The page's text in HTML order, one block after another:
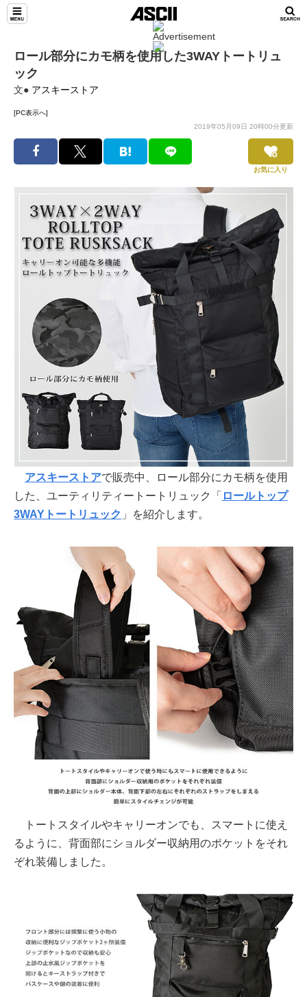
ロール部分にカモ柄を使用した3WAYトートリュ
ック
文● アスキーストア
[PC表示へ]
2019年05月09日 20時00分更新
お気に入り
アスキーストアで販売中、ロール部分にカモ柄を使用
した、ユーティリティートートリュック「 ロールトップ
3WAYトートリュック 」を紹介します。
トートスタイルやキャリーオンでも、スマートに使え
るように、背面部にショルダー収納用のポケットをそれ
ぞれ装備しました。